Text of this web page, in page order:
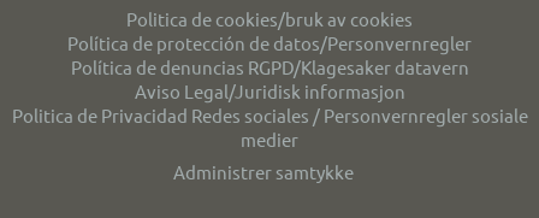
Politica de cookies/bruk av cookies
Política de protección de datos/Personvernregler
Política de denuncias RGPD/Klagesaker datavern
Aviso Legal/Juridisk informasjon
Politica de Privacidad Redes sociales / Personvernregler sosiale
medier
Administrer samtykke